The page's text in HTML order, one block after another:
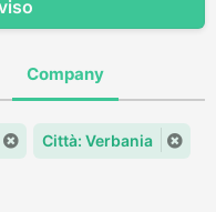
Company
Città: Verbania